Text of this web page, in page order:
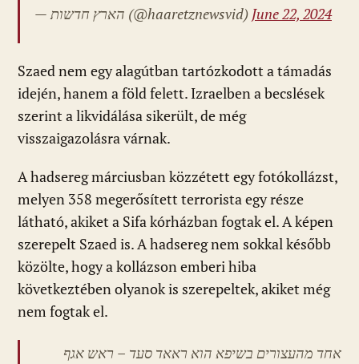
— הארץ חדשות (@haaretznewsvid) June 22, 2024
Szaed nem egy alagútban tartózkodott a támadás
idején, hanem a föld felett. Izraelben a becslések
szerint a likvidálása sikerült, de még
visszaigazolásra várnak.
A hadsereg márciusban közzétett egy fotókollázst,
melyen 358 megerősített terrorista egy része
látható, akiket a Sifa kórházban fogtak el. A képen
szerepelt Szaed is. A hadsereg nem sokkal később
közölte, hogy a kollázson emberi hiba
következtében olyanok is szerepeltek, akiket még
nem fogtak el.
אחד מהעצורים בשיפא הוא ראאד סעד – ראש אגף